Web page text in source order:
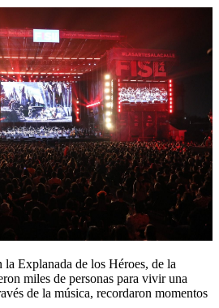
la Explanada de los Héroes, de la
miles de personas para vivir una
de la música, recordaron momentos